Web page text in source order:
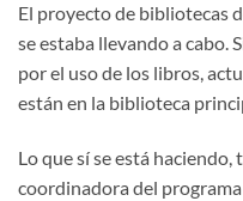
El proyecto de bibliotecas
se estaba llevando a cabo.
por el uso de los libros,
están en la biblioteca
Lo que sí se está
coordinadora del